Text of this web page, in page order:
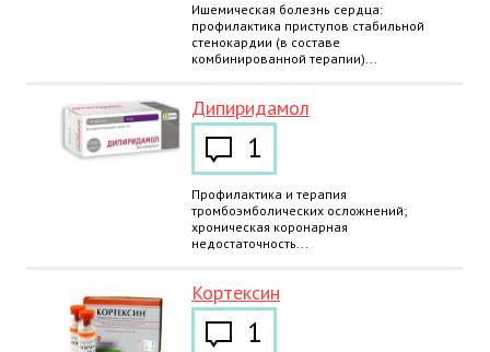
Ишемическая болезнь сердца:
профилактика приступов стабильной
стенокардии (в составе
комбинированной терапии)...
Дипиридамол
1
Профилактика и терапия
тромбоэмболических осложнений;
хроническая коронарная
недостаточность...
Кортексин
1